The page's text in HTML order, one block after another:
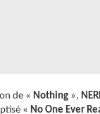
de « Nothing »,
« No One Ever